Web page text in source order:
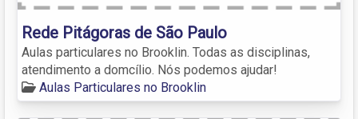
Rede Pitágoras de São Paulo
Aulas particulares no Brooklin. Todas as disciplinas,
atendimento a domcílio. Nós podemos ajudar!
Aulas Particulares no Brooklin